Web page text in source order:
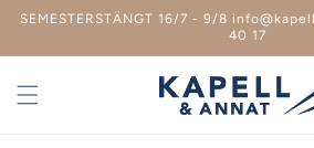
vidare
innehåll
SEMESTERSTÄNGT 16/7 - 9/8
40 17